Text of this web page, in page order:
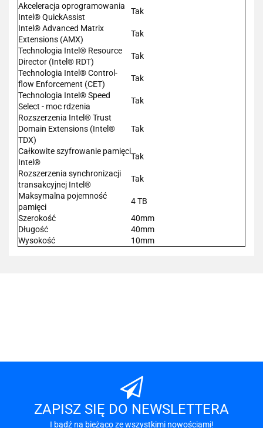
Akceleracja oprogramowania
Intel® QuickAssist
Tak
Intel® Advanced Matrix
Extensions (AMX)
Tak
Technologia Intel® Resource
Director (Intel® RDT)
Tak
Technologia Intel® Control-
flow Enforcement (CET)
Tak
Technologia Intel® Speed
Select - moc rdzenia
Tak
Rozszerzenia Intel® Trust
Domain Extensions (Intel®
TDX)
Tak
Całkowite szyfrowanie pamięci
Intel®
Tak
Rozszerzenia synchronizacji
transakcyjnej Intel®
Tak
Maksymalna pojemność
pamięci
4 TB
Szerokość
40mm
Długość
40mm
Wysokość
10mm
A-LAN
ZAPISZ SIĘ DO NEWSLETTERA
I bądź na bieżąco ze wszystkimi nowościami!